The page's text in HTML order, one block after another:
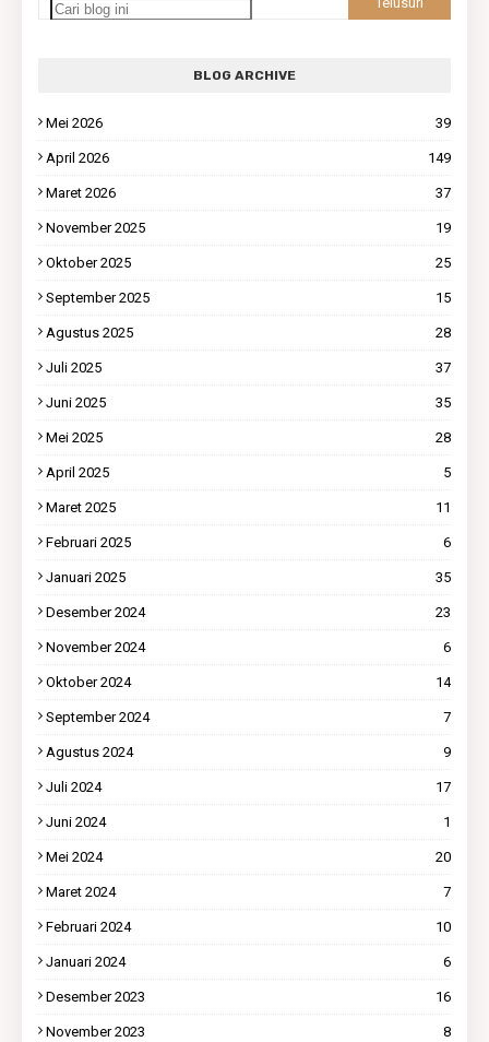
BLOG ARCHIVE
Mei 2026 39
April 2026 149
Maret 2026 37
November 2025 19
Oktober 2025 25
September 2025 15
Agustus 2025 28
Juli 2025 37
Juni 2025 35
Mei 2025 28
April 2025 5
Maret 2025 11
Februari 2025 6
Januari 2025 35
Desember 2024 23
November 2024 6
Oktober 2024 14
September 2024 7
Agustus 2024 9
Juli 2024 17
Juni 2024 1
Mei 2024 20
Maret 2024 7
Februari 2024 10
Januari 2024 6
Desember 2023 16
November 2023 8